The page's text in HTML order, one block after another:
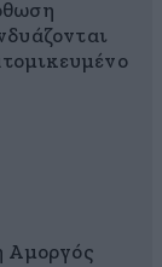
Αμοργός